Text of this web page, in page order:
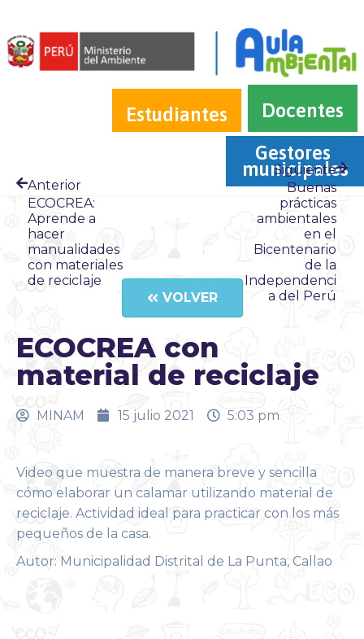
Estudiantes
Docentes
Gestores
municipales
Anterior
ECOCREA:
Aprende a
hacer
manualidades
con materiales
de reciclaje
Siguiente
Buenas
prácticas
ambientales
en el
Bicentenario
de la
Independenci
a del Perú
VOLVER
ECOCREA con
material de reciclaje
MINAM 15 julio 2021 5:03 pm
Video que muestra de manera breve y sencilla
cómo elaborar un calamar utilizando material de
reciclaje. Actividad ideal para practicar con los más
pequeños de la casa.
Autor: Municipalidad Distrital de La Punta, Callao